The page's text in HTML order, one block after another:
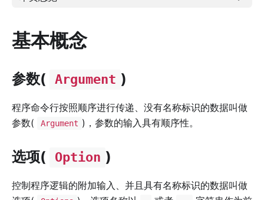
基本概念
参数( Argument )
程序命令行按照顺序进行传递、没有名称标识的数据叫做
参数(
Argument )，参数的输入具有顺序性。
选项( Option )
控制程序逻辑的附加输入、并且具有名称标识的数据叫做